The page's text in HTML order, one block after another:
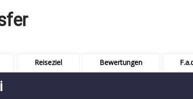
Reiseziel Bewertungen